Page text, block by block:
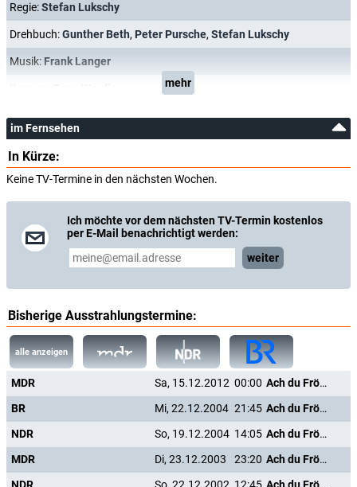
Regie:Stefan Lukschy
Drehbuch:Gunther Beth, Peter Pursche, Stefan Lukschy
Musik: Frank Langer
mehr
im Fernsehen
In Kürze:
Keine TV-Termine in den nächsten Wochen.
Ich möchte vor dem nächsten TV-Termin kostenlos
per E-Mail benachrichtigt werden:
weiter
Bisherige Ausstrahlungstermine:
alle anzeigen
MDR Sa, 15.12.2012 00:00
Ach du Fröhliche
BR
Mi, 22.12.2004 21:45
Ach du Fröhliche
NDR
So, 19.12.2004 14:05
Ach du Fröhliche
MDR
Di, 23.12.2003 23:20
Ach du Fröhliche